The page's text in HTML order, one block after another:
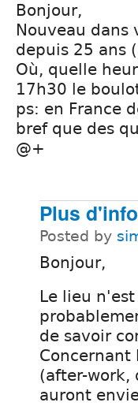
Bonjour,
Nouveau
depuis 25 ans
Où, quelle
17h30 le
ps: en France
bref que des
@+
Plus
Posted by
Bonjour,
Le lieu
de savoir
Concernant
(after-work,
auront